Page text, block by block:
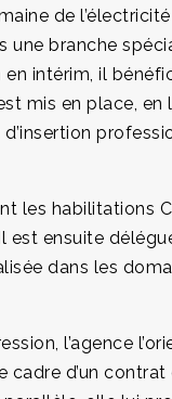
de
branche
intérim, il
mis en place,
les habilitations
ensuite
dans les
l’agence
cadre d’un